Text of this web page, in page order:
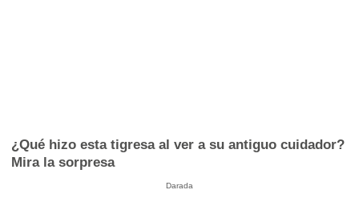
¿Qué hizo esta tigresa al ver a su antiguo cuidador?
Mira la sorpresa
Darada